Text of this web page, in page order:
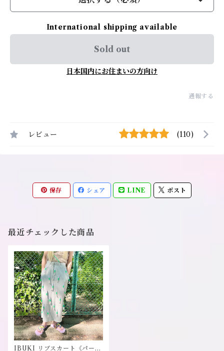
International shipping available
Sold out
日本国内にお住まいの方向け
通報する
レビュー (110)
保存 シェア LINE ポスト
最近チェックした商品
IBUKI リブスカート《パーフ